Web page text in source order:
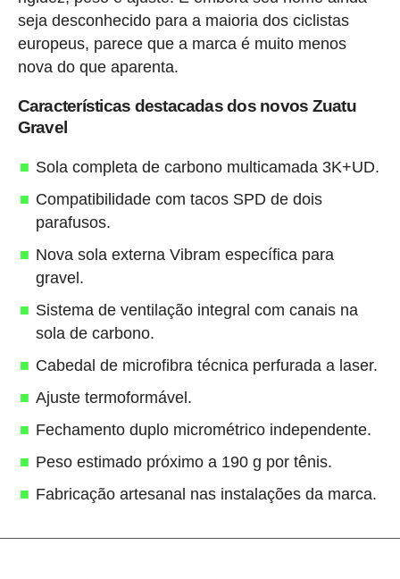
seja desconhecido para a maioria dos ciclistas
europeus, parece que a marca é muito menos
nova do que aparenta.
Características destacadas dos novos Zuatu
Gravel
Sola completa de carbono multicamada 3K+UD.
Compatibilidade com tacos SPD de dois
parafusos.
Nova sola externa Vibram específica para
gravel.
Sistema de ventilação integral com canais na
sola de carbono.
Cabedal de microfibra técnica perfurada a laser.
Ajuste termoformável.
Fechamento duplo micrométrico independente.
Peso estimado próximo a 190 g por tênis.
Fabricação artesanal nas instalações da marca.